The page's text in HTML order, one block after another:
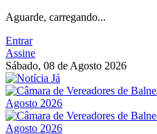
Aguarde, carregando...
Entrar
Assine
Sábado, 08 de Agosto 2026